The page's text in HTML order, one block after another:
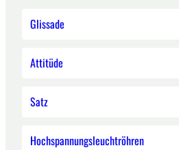
Glissade
Attitüde
Satz
Hochspannungsleuchtröhren